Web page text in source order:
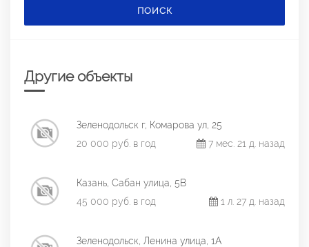
ПОИСК
Другие объекты
Зеленодольск г, Комарова ул, 25
20 000 руб. в год
7 мес. 21 д. назад
Казань, Сабан улица, 5В
45 000 руб. в год
1 л. 27 д. назад
Зеленодольск, Ленина улица, 1А